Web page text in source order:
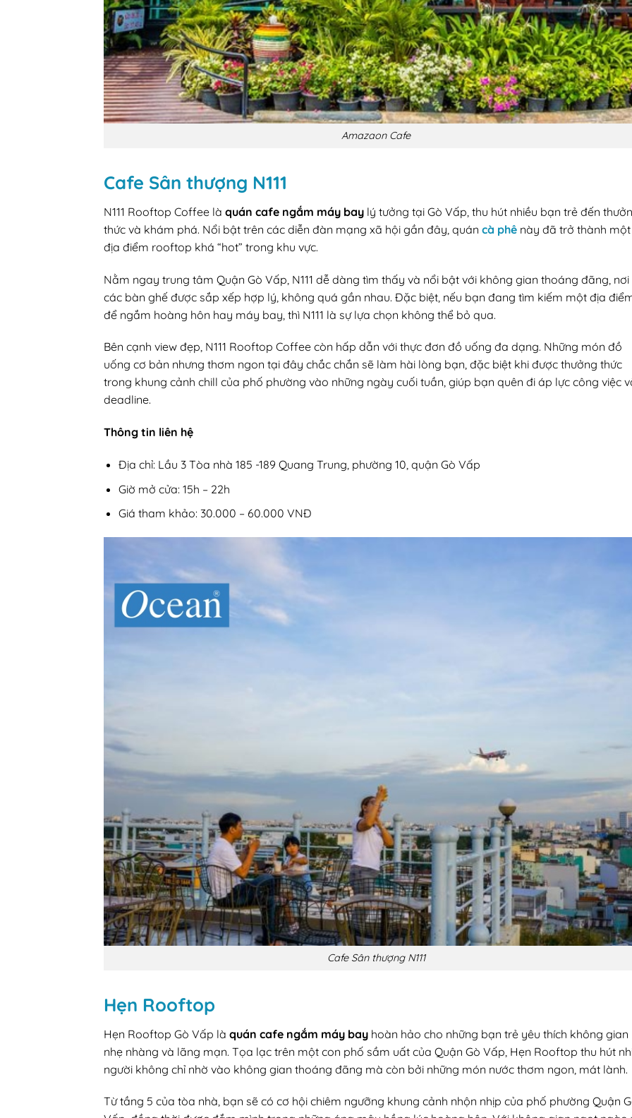
Amazaon Cafe
Cafe Sân thượng N111
N111 Rooftop Coffee là quán cafe ngắm máy bay lý tưởng tại Gò Vấp, thu hút nhiều bạn trẻ đến
thức và khám phá. Nổi bật trên các diễn đàn mạng xã hội gần đây, quán cà phê này đã trở thành một
địa điểm rooftop khá “hot” trong khu vực.
Nằm ngay trung tâm Quận Gò Vấp, N111 dễ dàng tìm thấy và nổi bật với không gian thoáng đãng, nơi
các bàn ghế được sắp xếp hợp lý, không quá gần nhau. Đặc biệt, nếu bạn đang tìm kiếm một địa
để ngắm hoàng hôn hay máy bay, thì N111 là sự lựa chọn không thể bỏ qua.
Bên cạnh view đẹp, N111 Rooftop Coffee còn hấp dẫn với thực đơn đồ uống đa dạng. Những món đồ
uống cơ bản nhưng thơm ngon tại đây chắc chắn sẽ làm hài lòng bạn, đặc biệt khi được thưởng thức
trong khung cảnh chill của phố phường vào những ngày cuối tuần, giúp bạn quên đi áp lực công việc
deadline.
Thông tin liên hệ
Địa chỉ: Lầu 3 Tòa nhà 185 -189 Quang Trung, phường 10, quận Gò Vấp
Giờ mở cửa: 15h – 22h
Giá tham khảo: 30.000 – 60.000 VNĐ
Cafe Sân thượng N111
Hẹn Rooftop
Hẹn Rooftop Gò Vấp là quán cafe ngắm máy bay hoàn hảo cho những bạn trẻ yêu thích không gian
nhẹ nhàng và lãng mạn. Tọa lạc trên một con phố sầm uất của Quận Gò Vấp, Hẹn Rooftop thu hút
người không chỉ nhờ vào không gian thoáng đãng mà còn bởi những món nước thơm ngon, mát lành.
Từ tầng 5 của tòa nhà, bạn sẽ có cơ hội chiêm ngưỡng khung cảnh nhộn nhịp của phố phường Quận